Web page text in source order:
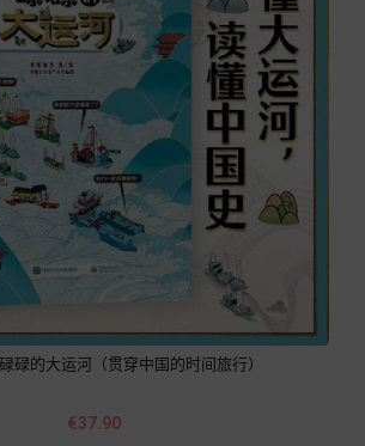
碌的大运河（贯穿中国的时间旅行）
價
€37.90